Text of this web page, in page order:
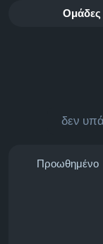
Ομάδες
δεν
Προωθημένο